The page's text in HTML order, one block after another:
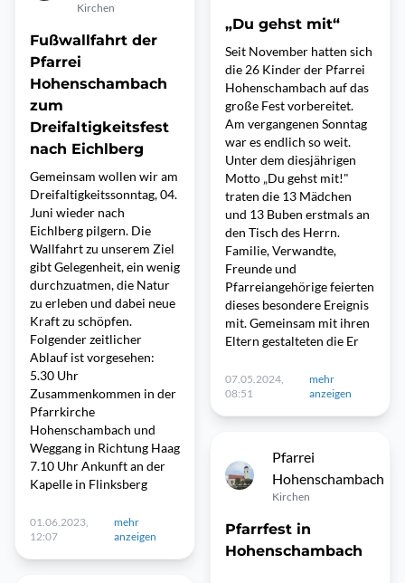
Kirchen
Fußwallfahrt der
Pfarrei
Hohenschambach
zum
Dreifaltigkeitsfest
nach Eichlberg
Gemeinsam wollen wir am
Dreifaltigkeitssonntag, 04.
Juni wieder nach
Eichlberg pilgern. Die
Wallfahrt zu unserem Ziel
gibt Gelegenheit, ein wenig
durchzuatmen, die Natur
zu erleben und dabei neue
Kraft zu schöpfen.
Folgender zeitlicher
Ablauf ist vorgesehen:
5.30 Uhr
Zusammenkommen in der
Pfarrkirche
Hohenschambach und
Weggang in Richtung Haag
7.10 Uhr Ankunft an der
Kapelle in Flinksberg
01.06.2023,
12:07
mehr
anzeigen
„Du gehst mit“
Seit November hatten sich
die 26 Kinder der Pfarrei
Hohenschambach auf das
große Fest vorbereitet.
Am vergangenen Sonntag
war es endlich so weit.
Unter dem diesjährigen
Motto „Du gehst mit!"
traten die 13 Mädchen
und 13 Buben erstmals an
den Tisch des Herrn.
Familie, Verwandte,
Freunde und
Pfarreiangehörige feierten
dieses besondere Ereignis
mit. Gemeinsam mit ihren
Eltern gestalteten die Er
07.05.2024,
08:51
mehr
anzeigen
Pfarrei
Hohenschambach
Kirchen
Pfarrfest in
Hohenschambach